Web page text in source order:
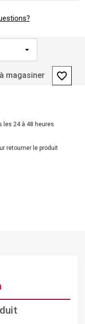
magasiner favorite_border
les 24 à 48 heures
retourner le produit